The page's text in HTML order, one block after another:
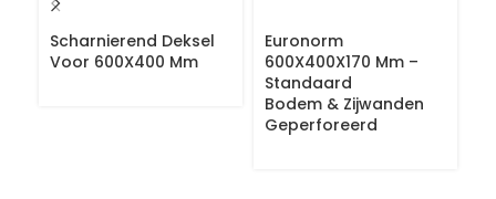
Scharnierend Deksel
Voor 600X400 Mm
Euronorm
600X400X170 Mm –
Standaard
Bodem & Zijwanden
Geperforeerd